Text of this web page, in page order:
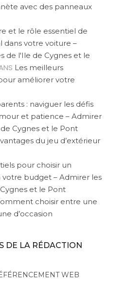
avec des panneaux
et le rôle essentiel de
dans votre voiture –
de l'Ile de Cygnes et le
Les meilleurs
améliorer votre
: naviguer les défis
et patience – Admirer
Cygnes et le Pont
du jeu d’extérieur
pour choisir un
budget – Admirer les
et le Pont
choisir entre une
d’occasion
DE LA RÉDACTION
WEB